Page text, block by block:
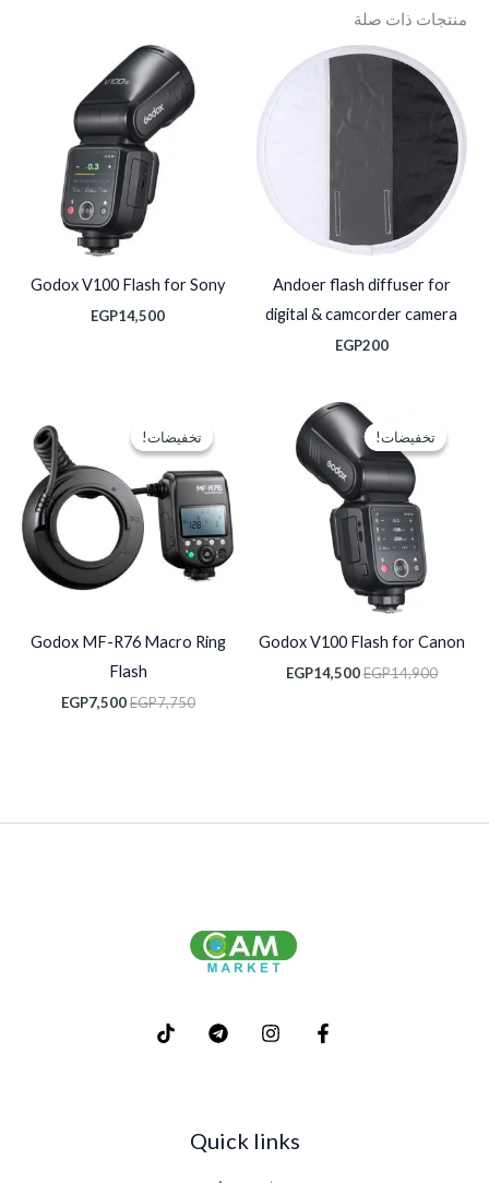
منتجات ذات صلة
Andoer flash diffuser for
digital & camcorder camera
EGP200
Godox V100 Flash for Sony
EGP14,500
تخفيضات!
تخفيضات!
Godox V100 Flash for Canon
EGP14,900
السعر
الأصلي
هو:
EGP14,900.
EGP14,500
تخفيضات!
تخفيضات!
Godox MF-R76 Macro Ring
Flash
EGP7,750
EGP7,750.
EGP7,500
الحالي
هو:
Quick links